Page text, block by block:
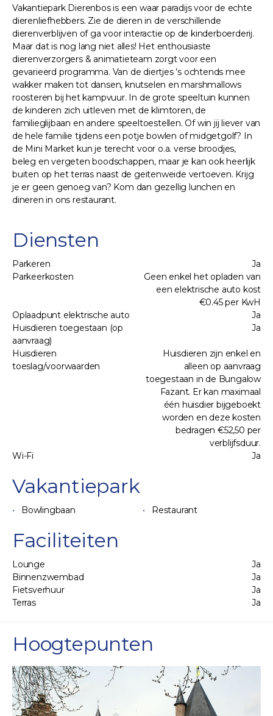
Vakantiepark Dierenbos is een waar paradijs voor de echte
dierenliefhebbers. Zie de dieren in de verschillende
dierenverblijven of ga voor interactie op de kinderboerderij.
Maar dat is nog lang niet alles! Het enthousiaste
dierenverzorgers & animatieteam zorgt voor een
gevarieerd programma. Van de diertjes ’s ochtends mee
wakker maken tot dansen, knutselen en marshmallows
roosteren bij het kampvuur. In de grote speeltuin kunnen
de kinderen zich uitleven met de klimtoren, de
familieglijbaan en andere speeltoestellen. Of win jij liever van
de hele familie tijdens een potje bowlen of midgetgolf? In
de Mini Market kun je terecht voor o.a. verse broodjes,
beleg en vergeten boodschappen, maar je kan ook heerlijk
buiten op het terras naast de geitenweide vertoeven. Krijg
je er geen genoeg van? Kom dan gezellig lunchen en
dineren in ons restaurant.
Diensten
Parkeren
Ja
Parkeerkosten
Geen enkel het opladen van
een elektrische auto kost
€0.45 per KwH
Oplaadpunt elektrische auto
Ja
Huisdieren toegestaan (op
aanvraag)
Ja
Huisdieren
toeslag/voorwaarden
Huisdieren zijn enkel en
alleen op aanvraag
toegestaan in de Bungalow
Fazant. Er kan maximaal
één huisdier bijgeboekt
worden en deze kosten
bedragen €52,50 per
verblijfsduur.
Wi-Fi
Ja
Vakantiepark
Bowlingbaan Restaurant
Faciliteiten
Lounge
Ja
Binnenzwembad
Ja
Fietsverhuur
Ja
Terras
Ja
Hoogtepunten